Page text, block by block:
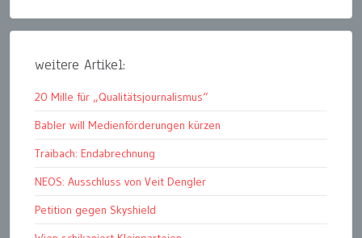
weitere Artikel:
20 Mille für „Qualitätsjournalismus“
Babler will Medienförderungen kürzen
Traibach: Endabrechnung
NEOS: Ausschluss von Veit Dengler
Petition gegen Skyshield